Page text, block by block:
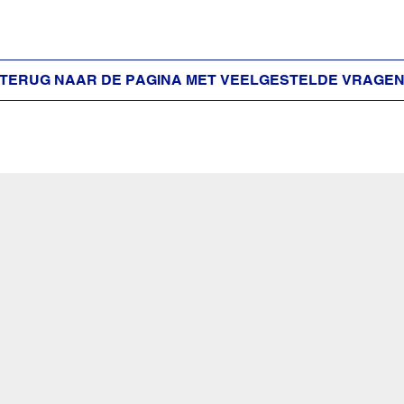
TERUG NAAR DE PAGINA MET VEELGESTELDE VRAGEN